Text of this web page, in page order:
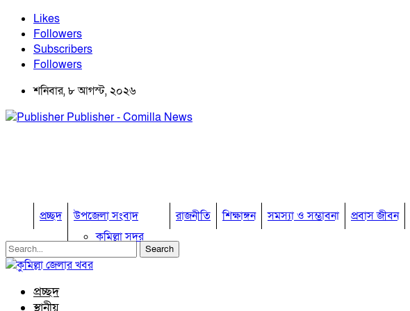
Likes
Followers
Subscribers
Followers
শনিবার, ৮ আগস্ট, ২০২৬
Publisher - Comilla News
প্রচ্ছদ
উপজেলা সংবাদ
কুমিল্লা সদর
কুমিল্লা সদর দক্ষিণ
রাজনীতি শিক্ষাঙ্গন সমস্যা ও সম্ভাবনা প্রবাস জীবন
প্রচ্ছদ